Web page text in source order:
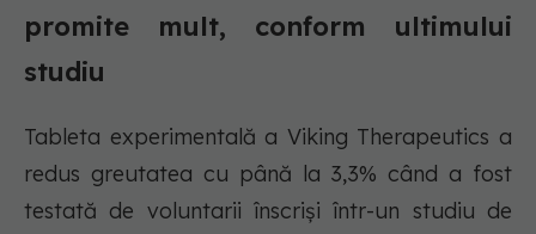
promite mult, conform ultimului
studiu
Tableta experimentală a Viking Therapeutics a
redus greutatea cu până la 3,3% când a fost
testată de voluntarii înscriși într-un studiu de